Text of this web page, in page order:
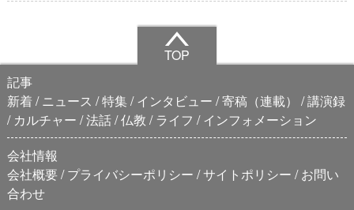
TOP
記事
新着
ニュース 特集 インタビュー 寄稿（連載）
講演録
カルチャー 法話 仏教 ライフ
インフォメーション
会社情報
会社概要 プライバシーポリシー サイトポリシー
お問い
合わせ